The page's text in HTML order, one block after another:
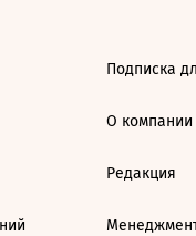
Подписка
О компании
Редакция